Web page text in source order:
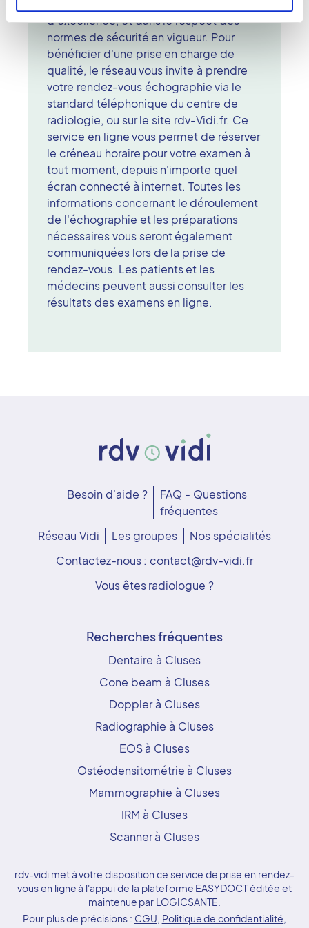
d'excellence, et dans le respect des
normes de sécurité en vigueur. Pour
bénéficier d'une prise en charge de
qualité, le réseau vous invite à prendre
votre rendez-vous échographie via le
standard téléphonique du centre de
radiologie, ou sur le site rdv-Vidi.fr. Ce
service en ligne vous permet de réserver
le créneau horaire pour votre examen à
tout moment, depuis n'importe quel
écran connecté à internet. Toutes les
informations concernant le déroulement
de l'échographie et les préparations
nécessaires vous seront également
communiquées lors de la prise de
rendez-vous. Les patients et les
médecins peuvent aussi consulter les
résultats des examens en ligne.
Besoin d'aide ?
FAQ - Questions
fréquentes
Réseau Vidi
Les groupes
Nos spécialités
Contactez-nous : contact@rdv-vidi.fr
Vous êtes radiologue ?
Recherches fréquentes
Dentaire à Cluses
Cone beam à Cluses
Doppler à Cluses
Radiographie à Cluses
EOS à Cluses
Ostéodensitométrie à Cluses
Mammographie à Cluses
IRM à Cluses
Scanner à Cluses
rdv-vidi met à votre disposition ce service de prise en rendez-
vous en ligne à l'appui de la plateforme EASYDOCT éditée et
maintenue par LOGICSANTE.
Pour plus de précisions : CGU Politique de confidentialité